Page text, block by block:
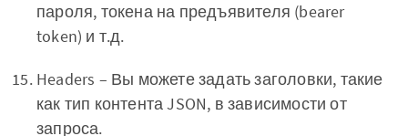
пароля, токена на предъявителя (bearer
token) и т.д.
Headers – Вы можете задать заголовки, такие
как тип контента JSON, в зависимости от
запроса.